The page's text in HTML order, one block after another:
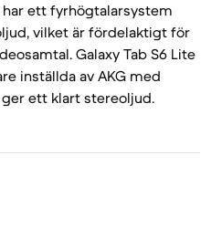
har ett fyrhögtalarsystem
vilket är fördelaktigt för
Galaxy Tab S6 Lite
inställda av AKG med
ett klart stereoljud.